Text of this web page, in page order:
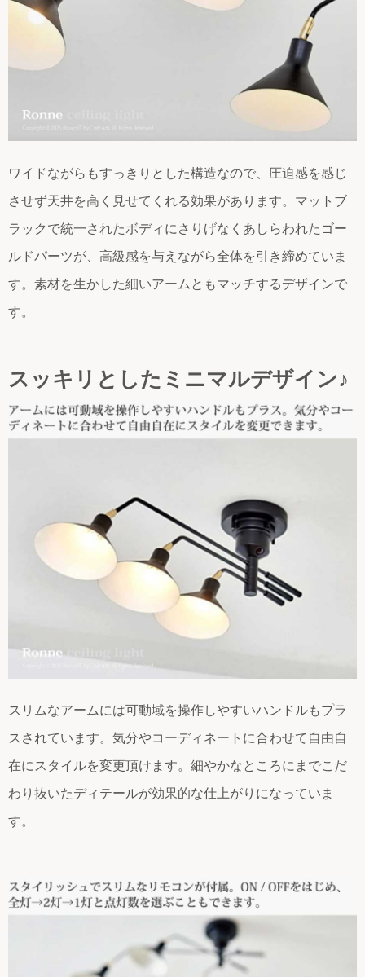
ワイドながらもすっきりとした構造なので、圧迫感を感じ
させず天井を高く見せてくれる効果があります。マットブ
ラックで統一されたボディにさりげなくあしらわれたゴー
ルドパーツが、高級感を与えながら全体を引き締めていま
す。素材を生かした細いアームともマッチするデザインで
す。
スッキリとしたミニマルデザイン♪
スリムなアームには可動域を操作しやすいハンドルもプラ
スされています。気分やコーディネートに合わせて自由自
在にスタイルを変更頂けます。細やかなところにまでこだ
わり抜いたディテールが効果的な仕上がりになっていま
す。